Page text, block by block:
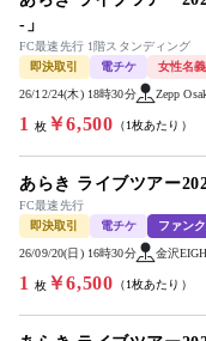
-」
FC最速先行 1階スタンディング
即決取引
電チケ 女性名義
26/12/24(木) 18時30分 Zepp
1 枚￥6,500 （1枚あたり）
あらき ライブツアー
FC最速先行
即決取引
電チケ ファン
26/09/20(日) 16時30分 金沢
1 枚￥6,500 （1枚あたり）